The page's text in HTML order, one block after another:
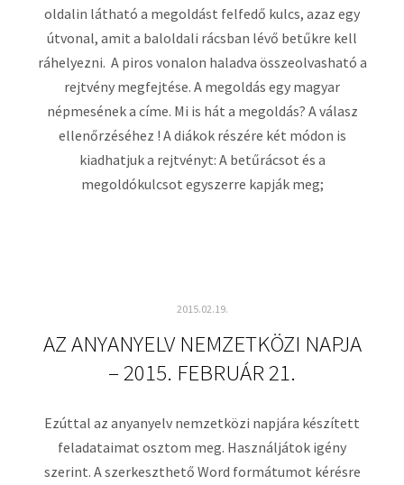
oldalin látható a megoldást felfedő kulcs, azaz egy
útvonal, amit a baloldali rácsban lévő betűkre kell
ráhelyezni. A piros vonalon haladva összeolvasható a
rejtvény megfejtése. A megoldás egy magyar
népmesének a címe. Mi is hát a megoldás? A válasz
ellenőrzéséhez ! A diákok részére két módon is
kiadhatjuk a rejtvényt: A betűrácsot és a
megoldókulcsot egyszerre kapják meg;
2015.02.19.
AZ ANYANYELV NEMZETKÖZI NAPJA
– 2015. FEBRUÁR 21.
Ezúttal az anyanyelv nemzetközi napjára készített
feladataimat osztom meg. Használjátok igény
szerint. A szerkeszthető Word formátumot kérésre